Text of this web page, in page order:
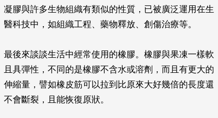
凝膠與許多生物組織有類似的性質，已被廣泛運用在生
醫科技中，如組織工程、藥物釋放、創傷治療等。
最後來談談生活中經常使用的橡膠。橡膠與果凍一樣軟
且具彈性，不同的是橡膠不含水或溶劑，而且有更大的
伸縮量，譬如橡皮筋可以拉到比原來大好幾倍的長度還
不會斷裂，且能恢復原狀。